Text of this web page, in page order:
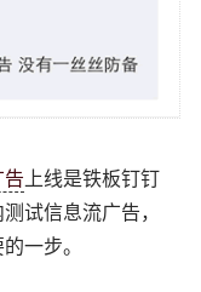
告 上线是铁板钉钉
试信息流广告，
一步。